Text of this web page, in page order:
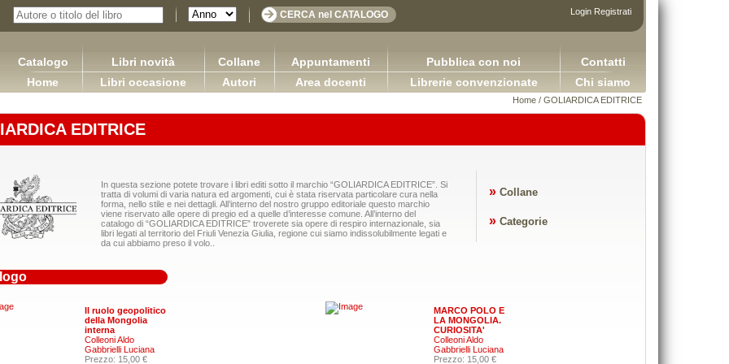
Login Registrati
Catalogo
Home
Libri novità
Libri occasione
Collane
Autori
Appuntamenti
Area docenti
Pubblica con noi
Librerie convenzionate
Contatti
Chi siamo
Home / GOLIARDICA EDITRICE
in the furniture industry
Applicazioni della logica contabile - Volume I / Versione
2.0
EDITRICE
In questa sezione potete trovare i libri editi sotto il marchio “GOLIARDICA EDITRICE”. Si
tratta di volumi di varia natura ed argomenti, cui è stata riservata particolare cura nella
forma, nello stile e nei dettagli. All’interno del nostro gruppo editoriale questo marchio
viene riservato alle opere di pregio ed a quelle d’interesse comune. All’interno del
catalogo di “GOLIARDICA EDITRICE” troverete sia opere di respiro internazionale, sia
libri legati al territorio del Friuli Venezia Giulia, regione cui siamo indissolubilmente legati e
da cui abbiamo preso il volo..
» Collane
» Categorie
Il ruolo geopolitico
della Mongolia
interna
Colleoni Aldo
Gabbrielli Luciana
Prezzo: 15,00 €
MARCO POLO E
LA MONGOLIA.
CURIOSITA'
Colleoni Aldo
Gabbrielli Luciana
Prezzo: 15,00 €